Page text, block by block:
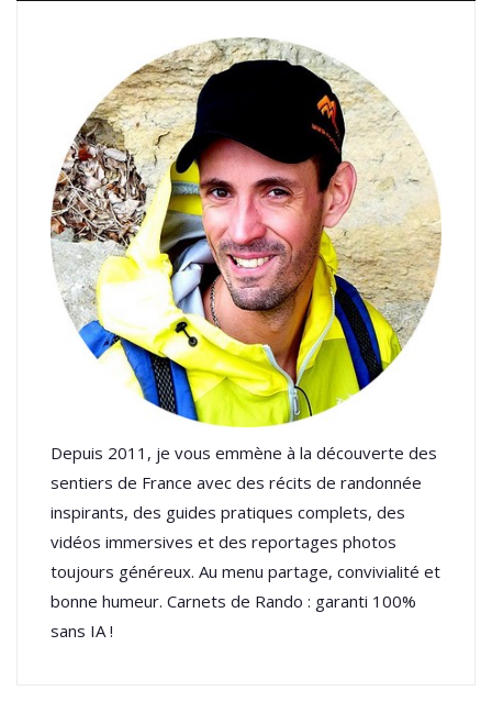
Depuis 2011, je vous emmène à la découverte des
sentiers de France avec des récits de randonnée
inspirants, des guides pratiques complets, des
vidéos immersives et des reportages photos
toujours généreux. Au menu partage, convivialité et
bonne humeur. Carnets de Rando : garanti 100%
sans IA !